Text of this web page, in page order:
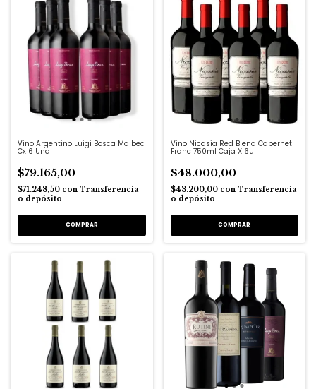
Vino Argentino Luigi Bosca Malbec
Cx 6 Und
$79.165,00
$71.248,50 con Transferencia
o depósito
Vino Nicasia Red Blend Cabernet
Franc 750ml Caja X 6u
$48.000,00
$43.200,00 con Transferencia
o depósito